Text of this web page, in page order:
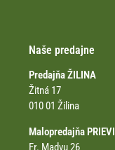
Naše predajne
Predajňa ŽILINA
Žitná 17
010 01 Žilina
Malopredajňa
Fr. Madvu 26